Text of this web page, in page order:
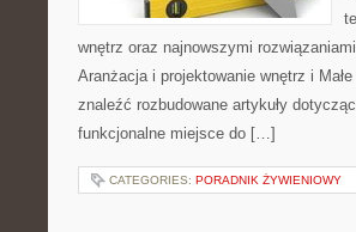
wnętrz oraz najnowszymi
Aranżacja i projektowanie wnętrz i
znaleźć rozbudowane artykuły
funkcjonalne miejsce do […]
CATEGORIES: PORADNIK ŻYWIENIOWY